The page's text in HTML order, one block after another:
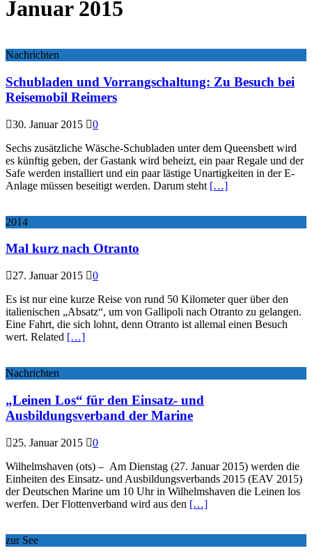
Januar 2015
Nachrichten
Schubladen und Vorrangschaltung: Zu Besuch bei
Reisemobil Reimers
30. Januar 2015
0
Sechs zusätzliche Wäsche-Schubladen unter dem Queensbett wird
es künftig geben, der Gastank wird beheizt, ein paar Regale und der
Safe werden installiert und ein paar lästige Unartigkeiten in der E-
Anlage müssen beseitigt werden. Darum steht […]
2014
Mal kurz nach Otranto
27. Januar 2015
0
Es ist nur eine kurze Reise von rund 50 Kilometer quer über den
italienischen „Absatz“, um von Gallipoli nach Otranto zu gelangen.
Eine Fahrt, die sich lohnt, denn Otranto ist allemal einen Besuch
wert. Related […]
Nachrichten
„Leinen Los“ für den Einsatz- und
Ausbildungsverband der Marine
25. Januar 2015
0
Wilhelmshaven (ots) – Am Dienstag (27. Januar 2015) werden die
Einheiten des Einsatz- und Ausbildungsverbands 2015 (EAV 2015)
der Deutschen Marine um 10 Uhr in Wilhelmshaven die Leinen los
werfen. Der Flottenverband wird aus den […]
zur See